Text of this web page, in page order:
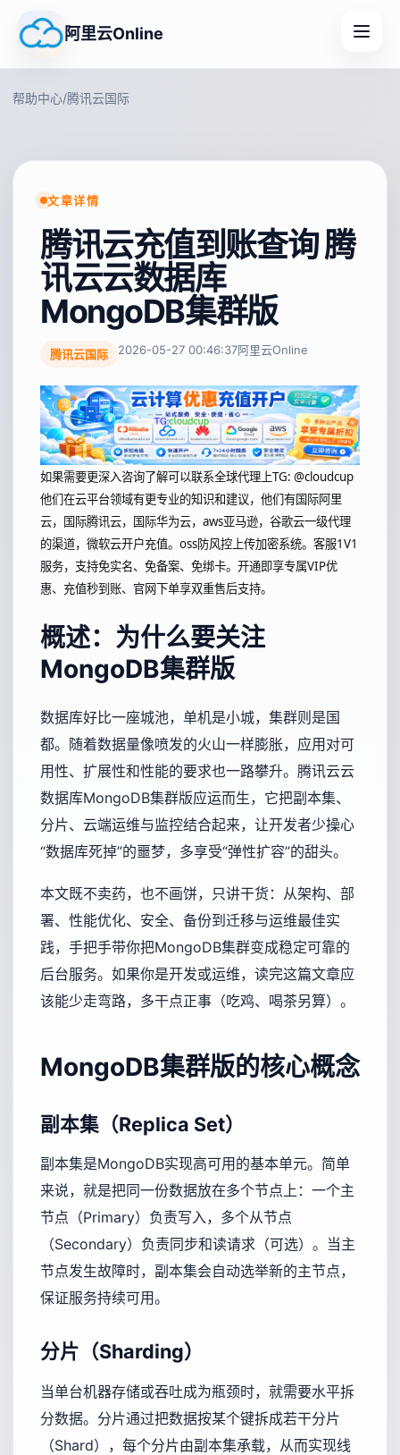
阿里云Online
帮助中心/腾讯云国际
文章详情
腾讯云充值到账查询 腾
讯云云数据库
MongoDB集群版
腾讯云国际 2026-05-27 00:46:37阿里云Online
如果需要更深入咨询了解可以联系全球代理上TG: @cloudcup
他们在云平台领域有更专业的知识和建议，他们有国际阿里
云，国际腾讯云，国际华为云，aws亚马逊，谷歌云一级代理
的渠道，微软云开户充值。oss防风控上传加密系统。客服1V1
服务，支持免实名、免备案、免绑卡。开通即享专属VIP优
惠、充值秒到账、官网下单享双重售后支持。
概述：为什么要关注
MongoDB集群版
数据库好比一座城池，单机是小城，集群则是国
都。随着数据量像喷发的火山一样膨胀，应用对可
用性、扩展性和性能的要求也一路攀升。腾讯云云
数据库MongoDB集群版应运而生，它把副本集、
分片、云端运维与监控结合起来，让开发者少操心
“数据库死掉”的噩梦，多享受“弹性扩容”的甜头。
本文既不卖药，也不画饼，只讲干货：从架构、部
署、性能优化、安全、备份到迁移与运维最佳实
践，手把手带你把MongoDB集群变成稳定可靠的
后台服务。如果你是开发或运维，读完这篇文章应
该能少走弯路，多干点正事（吃鸡、喝茶另算）。
MongoDB集群版的核心概念
副本集（Replica Set）
副本集是MongoDB实现高可用的基本单元。简单
来说，就是把同一份数据放在多个节点上：一个主
节点（Primary）负责写入，多个从节点
（Secondary）负责同步和读请求（可选）。当主
节点发生故障时，副本集会自动选举新的主节点，
保证服务持续可用。
分片（Sharding）
当单台机器存储或吞吐成为瓶颈时，就需要水平拆
分数据。分片通过把数据按某个键拆成若干分片
（Shard），每个分片由副本集承载，从而实现线